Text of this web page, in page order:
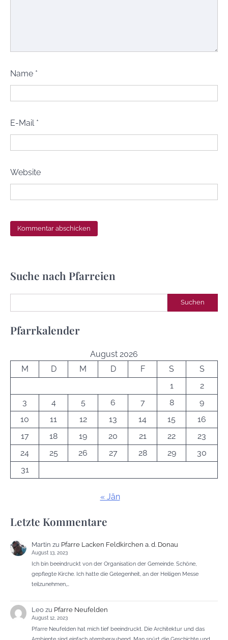
Name *
E-Mail *
Website
Suche nach Pfarreien
Suchen
Pfarrkalender
August 2026
M
D M D F S
S
1
2
3
4 5 6 7 8
9
10
11 12 13 14 15
16
17
18 19 20 21 22
23
24
25 26 27 28 29
30
31
« Jän
Letzte Kommentare
Martin zu Pfarre Lacken Feldkirchen a. d. Donau
August 13, 2023
Ich bin beeindruckt von der Organisation der Gemeinde. Schöne,
gepflegte Kirche. Ich hatte die Gelegenheit, an der Heiligen Messe
teilzunehmen,…
Leozu Pfarre Neufelden
August 12, 2023
Pfarre Neufelden hat mich tief beeindruckt. Die Architektur und das